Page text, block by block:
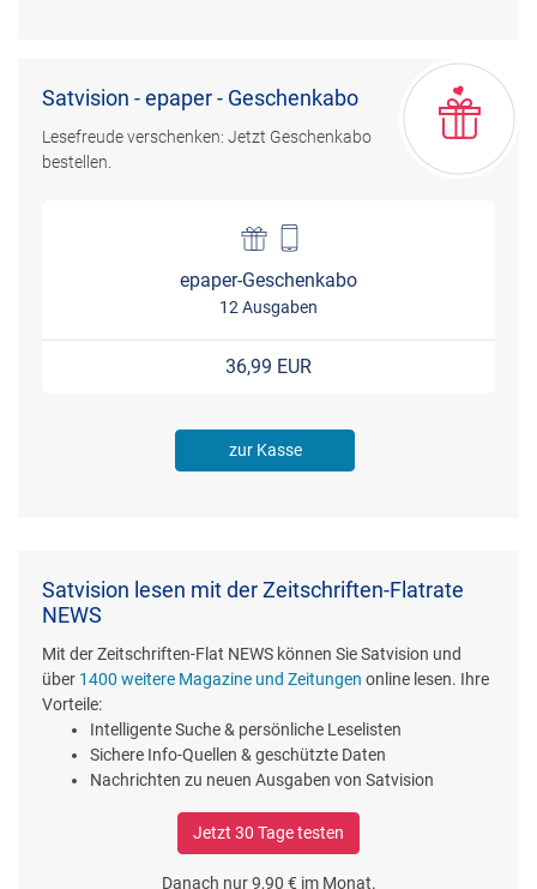
Satvision - epaper - Geschenkabo
Lesefreude verschenken: Jetzt Geschenkabo
bestellen.
epaper-Geschenkabo
12 Ausgaben
36,99 EUR
zur Kasse
Satvision lesen mit der Zeitschriften-Flatrate
NEWS
Mit der Zeitschriften-Flat NEWS können Sie Satvision und
über 1400 weitere Magazine und Zeitungen online lesen. Ihre
Vorteile:
Intelligente Suche & persönliche Leselisten
Sichere Info-Quellen & geschützte Daten
Nachrichten zu neuen Ausgaben von Satvision
Jetzt 30 Tage testen
Danach nur 9,90 € im Monat.